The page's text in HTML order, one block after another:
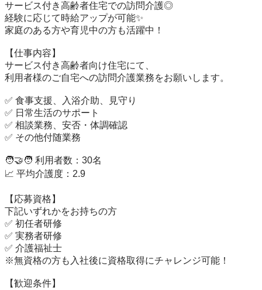
サービス付き高齢者住宅での訪問介護◎
経験に応じて時給アップが可能✨
家庭のある方や育児中の方も活躍中！
【仕事内容】
サービス付き高齢者向け住宅にて、
利用者様のご自宅への訪問介護業務をお願いします。
✅ 食事支援、入浴介助、見守り
✅ 日常生活のサポート
✅ 相談業務、安否・体調確認
✅ その他付随業務
🧑‍🤝‍🧑 利用者数：30名
📈 平均介護度：2.9
【応募資格】
下記いずれかをお持ちの方
✅ 初任者研修
✅ 実務者研修
✅ 介護福祉士
※無資格の方も入社後に資格取得にチャレンジ可能！
【歓迎条件】